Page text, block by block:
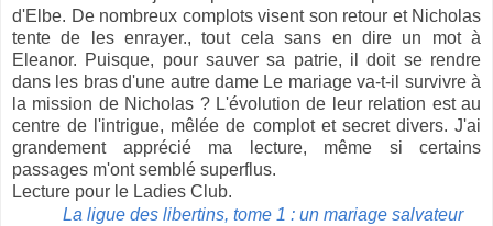
d'Elbe. De nombreux complots visent son retour et Nicholas
tente de les enrayer., tout cela sans en dire un mot à
Eleanor. Puisque, pour sauver sa patrie, il doit se rendre
dans les bras d'une autre dame Le mariage va-t-il survivre à
la mission de Nicholas ? L'évolution de leur relation est au
centre de l'intrigue, mêlée de complot et secret divers. J'ai
grandement apprécié ma lecture, même si certains
passages m'ont semblé superflus.
Lecture pour le Ladies Club.
La ligue des libertins, tome 1 : un mariage salvateur